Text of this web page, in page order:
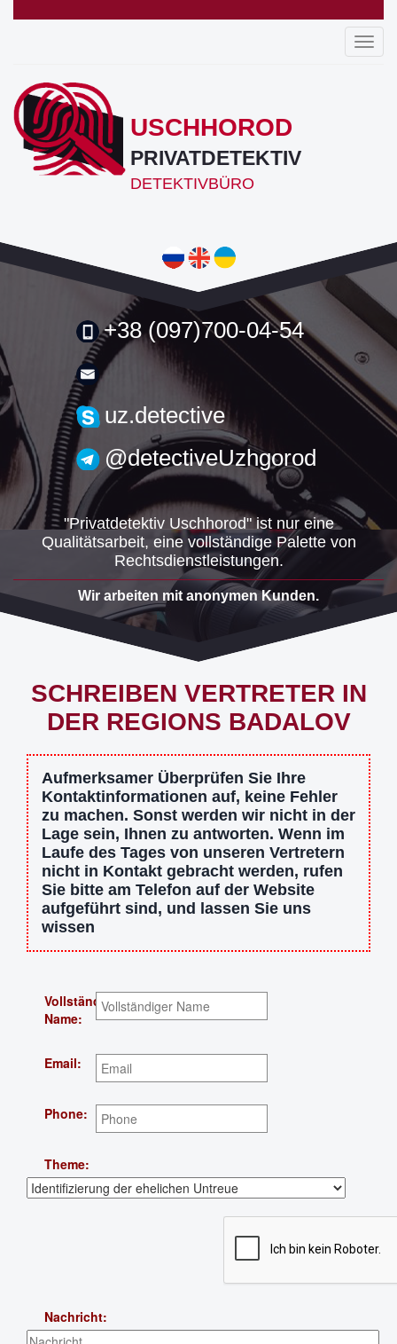
USCHHOROD
PRIVATDETEKTIV
DETEKTIVBÜRO
+38 (097)700-04-54
uzh.detective@gmail.com
uz.detective
@detectiveUzhgorod
"Privatdetektiv Uschhorod" ist nur eine
Qualitätsarbeit, eine vollständige Palette von
Rechtsdienstleistungen.
Wir arbeiten mit anonymen Kunden.
SCHREIBEN VERTRETER IN
DER REGIONS BADALOV
Aufmerksamer Überprüfen Sie Ihre
Kontaktinformationen auf, keine Fehler
zu machen. Sonst werden wir nicht in der
Lage sein, Ihnen zu antworten. Wenn im
Laufe des Tages von unseren Vertretern
nicht in Kontakt gebracht werden, rufen
Sie bitte am Telefon auf der Website
aufgeführt sind, und lassen Sie uns
wissen
Vollständiger
Name:
Email:
Phone:
Theme:
Nachricht: